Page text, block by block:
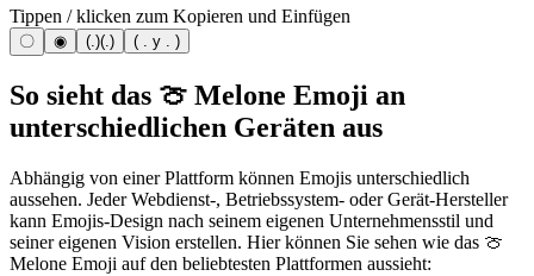
Tippen / klicken zum Kopieren und Einfügen
〇 ◉ (.)(.) ( . y . )
So sieht das 🍈 Melone Emoji an
unterschiedlichen Geräten aus
Abhängig von einer Plattform können Emojis unterschiedlich
aussehen. Jeder Webdienst-, Betriebssystem- oder Gerät-Hersteller
kann Emojis-Design nach seinem eigenen Unternehmensstil und
seiner eigenen Vision erstellen. Hier können Sie sehen wie das 🍈
Melone Emoji auf den beliebtesten Plattformen aussieht: